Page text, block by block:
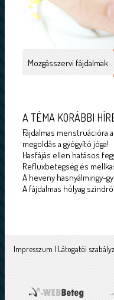
Mozgásszervi fájdalmak
A TÉMA KORÁBBI
Fájdalmas menstruációra
megoldás a gyógyító jóga!
Hasfájás ellen hatásos
Refluxbetegség és
A heveny hasnyálmirigy-
A fájdalmas hólyag
Impresszum | Látogatói